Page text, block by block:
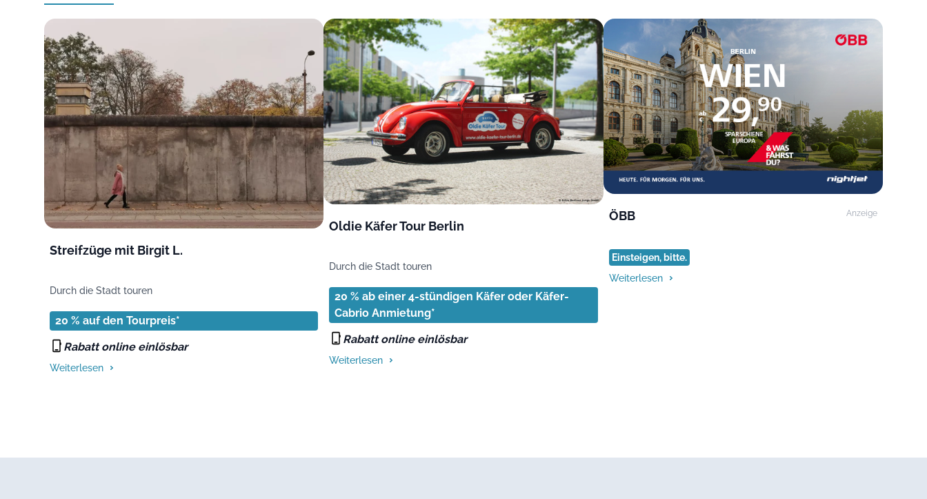
Streifzüge mit Birgit L.
Durch die Stadt touren
20 % auf den Tourpreis*
Rabatt online einlösbar
Weiterlesen
Oldie Käfer Tour Berlin
Durch die Stadt touren
20 % ab einer 4-stündigen Käfer oder Käfer-
Cabrio Anmietung*
Rabatt online einlösbar
Weiterlesen
ÖBB Anzeige
Einsteigen, bitte.
Weiterlesen